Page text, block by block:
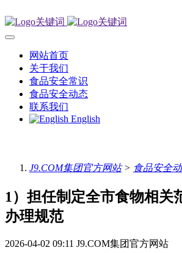
网站首页
关于我们
食品安全常识
食品安全动态
联系我们
English
J9.COM集团官方网站> 食品安全
1）担任制定全市食物相关
办理规范
2026-04-02 09:11 J9.COM集团官方网站